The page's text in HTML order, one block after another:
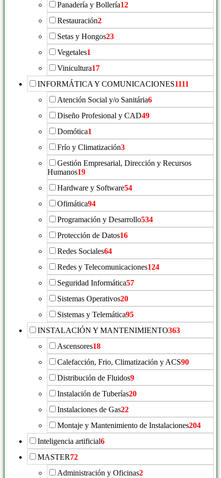
Panadería y Bollería12
Restauración2
Setas y Hongos23
Vegetales1
Vinicultura17
INFORMÁTICA Y COMUNICACIONES1111
Atención Social y/o Sanitária6
Diseño Profesional y CAD49
Domótica1
Frío y Climatización3
Gestión Empresarial, Dirección y Recursos
Humanos19
Hardware y Software54
Ofimática94
Programación y Desarrollo534
Protección de Datos16
Redes Sociales64
Redes y Telecomunicaciones124
Seguridad Informática57
Sistemas Operativos20
Sistemas y Telemática95
INSTALACIÓN Y MANTENIMIENTO363
Ascensores18
Calefacción, Frio, Climatización y ACS90
Distribución de Fluidos9
Instalación de Tuberías20
Instalaciones de Gas22
Montaje y Mantenimiento de Instalaciones204
Inteligencia artificial6
MASTER72
Administración y Oficinas2